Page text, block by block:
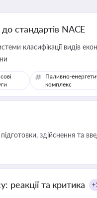
стандартів NACE
класифікації видів
Паливно-
комплекс
здійснення та
реакції та критика